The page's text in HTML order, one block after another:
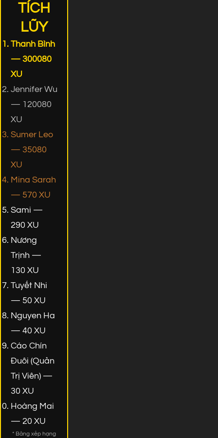
TÍCH
LŨY
Thanh Bình
— 300080
XU
Jennifer Wu
— 120080
XU
Sumer Leo
— 35080
XU
Mina Sarah
— 570 XU
Sami —
290 XU
Nương
Trịnh —
130 XU
Tuyết Nhi
— 50 XU
Nguyen Ha
— 40 XU
Cáo Chín
Đuôi (Quản
Trị Viên) —
30 XU
Hoàng Mai
— 20 XU
* Bảng xếp hạng